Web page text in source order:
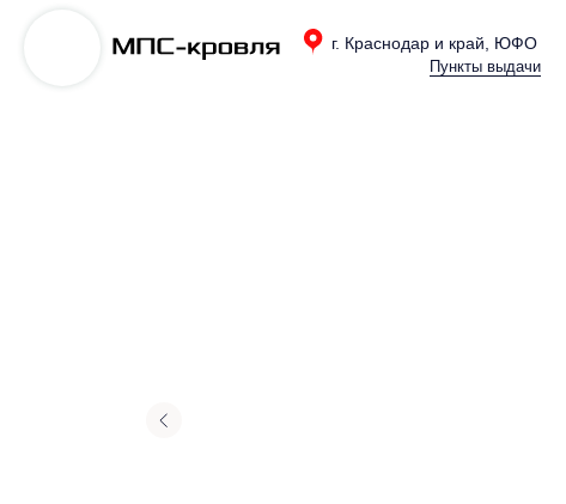
г. Краснодар и край, ЮФО
Пункты выдачи